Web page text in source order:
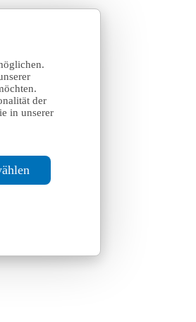
der
in unserer